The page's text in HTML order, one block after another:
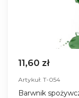
11,60 zł
Artykuł: T-054
Barwnik